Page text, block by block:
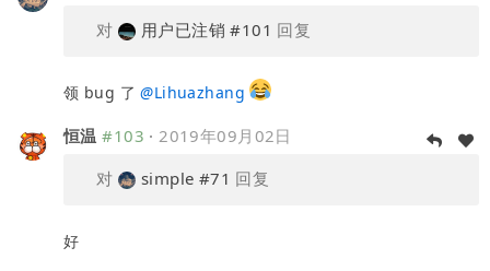
对
用户已注销 #101 回复
领 bug 了@Lihuazhang
恒温 #103 ·2019年09月02日
对
simple #71 回复
好